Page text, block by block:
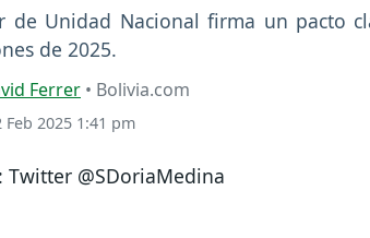
de Unidad Nacional firma un pacto
de 2025.
Ferrer • Bolivia.com
Feb 2025 1:41 pm